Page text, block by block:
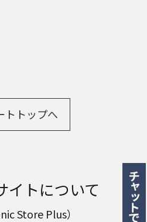
トトップへ
イトについて
Store Plus）